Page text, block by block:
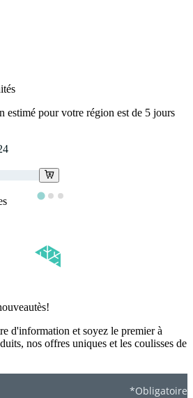
estimé pour votre région est de 5 jours
d'information et soyez le premier à
nos offres uniques et les coulisses de
*Obligatoire